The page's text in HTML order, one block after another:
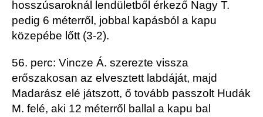
hosszúsaroknál lendületből érkező Nagy T.
pedig 6 méterről, jobbal kapásból a kapu
közepébe lőtt (3-2).
56. perc: Vincze Á. szerezte vissza
erőszakosan az elvesztett labdáját, majd
Madarász elé játszott, ő tovább passzolt Hudák
M. felé, aki 12 méterről ballal a kapu bal